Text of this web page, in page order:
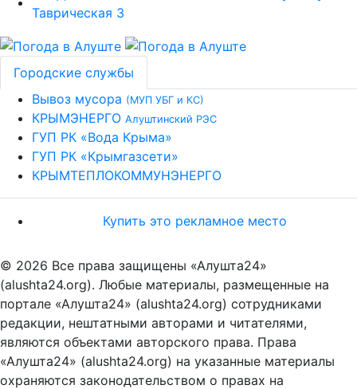
Городские службы
Вывоз мусора (МУП УБГ и КС)
КРЫМЭНЕРГО Алуштинский РЭС
ГУП РК «Вода Крыма»
ГУП РК «Крымгазсети»
КРЫМТЕПЛОКОММУНЭНЕРГО
Купить это рекламное место
© 2026 Все права защищены «Алушта24»
(alushta24.org). Любые материалы, размещенные на
портале «Алушта24» (alushta24.org) сотрудниками
редакции, нештатными авторами и читателями,
являются объектами авторского права. Права
«Алушта24» (alushta24.org) на указанные материалы
охраняются законодательством о правах на